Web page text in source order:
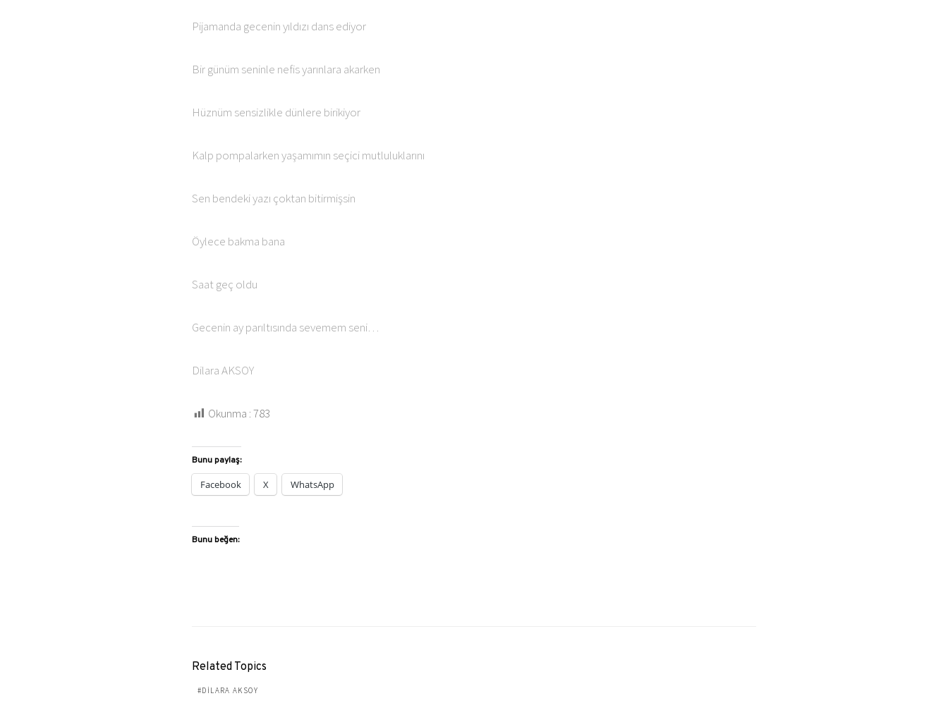
Pijamanda gecenin yıldızı dans ediyor
Bir günüm seninle nefis yarınlara akarken
Hüznüm sensizlikle dünlere birikiyor
Kalp pompalarken yaşamımın seçici mutluluklarını
Sen bendeki yazı çoktan bitirmişsin
Öylece bakma bana
Saat geç oldu
Gecenin ay parıltısında sevemem seni…
Dilara AKSOY
Okunma :783
Bunu paylaş:
Facebook X WhatsApp
Bunu beğen:
Related Topics
DILARA AKSOY